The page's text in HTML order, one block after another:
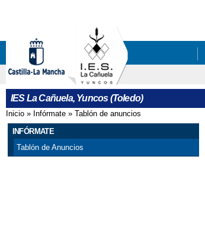
IES La Cañuela, Yuncos (Toledo)
Se encuentra usted aquí
Inicio » Infórmate » Tablón de anuncios
INFÓRMATE
Tablón de Anuncios